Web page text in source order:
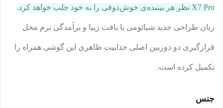
X7 Pro نظر هر بیننده‌ی خوش‌ذوقی را به خود جلب خواهد کرد.
زبان طراحی جدید شیائومی با بافت زیبا و برآمدگی نرم محل
قرارگیری دو دوربین اصلی جذابیت ظاهری این گوشی همراه را
تکمیل کرده است.
جنس